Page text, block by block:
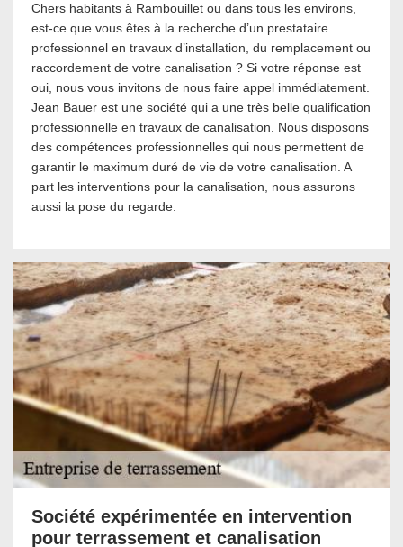
Chers habitants à Rambouillet ou dans tous les environs,
est-ce que vous êtes à la recherche d’un prestataire
professionnel en travaux d’installation, du remplacement ou
raccordement de votre canalisation ? Si votre réponse est
oui, nous vous invitons de nous faire appel immédiatement.
Jean Bauer est une société qui a une très belle qualification
professionnelle en travaux de canalisation. Nous disposons
des compétences professionnelles qui nous permettent de
garantir le maximum duré de vie de votre canalisation. A
part les interventions pour la canalisation, nous assurons
aussi la pose du regarde.
Société expérimentée en intervention
pour terrassement et canalisation